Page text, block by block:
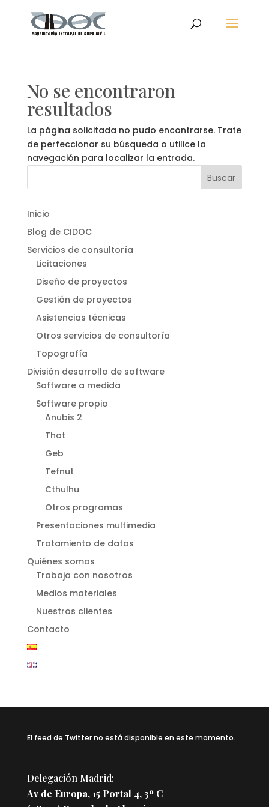
No se encontraron
resultados
La página solicitada no pudo encontrarse. Trate
de perfeccionar su búsqueda o utilice la
navegación para localizar la entrada.
Inicio
Blog de CIDOC
Servicios de consultoría
Licitaciones
Diseño de proyectos
Gestión de proyectos
Asistencias técnicas
Otros servicios de consultoría
Topografía
División desarrollo de software
Software a medida
Software propio
Anubis 2
Thot
Geb
Tefnut
Cthulhu
Otros programas
Presentaciones multimedia
Tratamiento de datos
Quiénes somos
Trabaja con nosotros
Medios materiales
Nuestros clientes
Contacto
El feed de Twitter no está disponible en este momento.
Delegación Madrid:
Av de Europa, 15 Portal 4, 3º C